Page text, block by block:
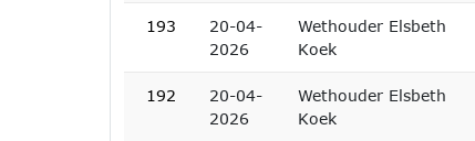
193
20-04-
2026
Wethouder Elsbeth
Koek
192
20-04-
2026
Wethouder Elsbeth
Koek